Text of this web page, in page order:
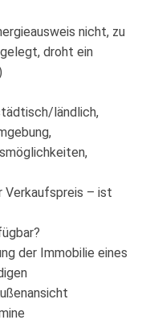
nicht, zu
droht ein
ländlich,
Verkaufspreis – ist
der Immobilie eines